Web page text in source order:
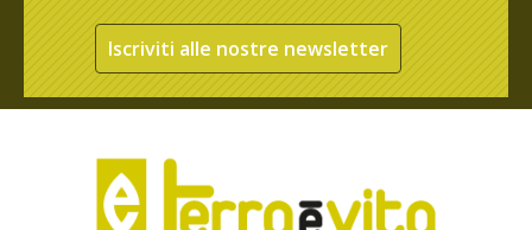
Iscriviti alle nostre newsletter